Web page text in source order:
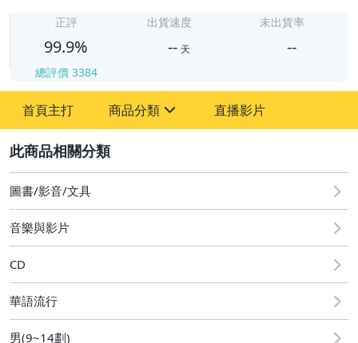
正評
99.9%
總評價 3384
出貨速度
-- 天
未出貨率
--
首頁主打 商品分類
圖書/影音/文具
偶像、球員卡與郵幣
直播影片
圖書/影音/文具
音樂與影片
CD
華語流行
男(9~14劃)